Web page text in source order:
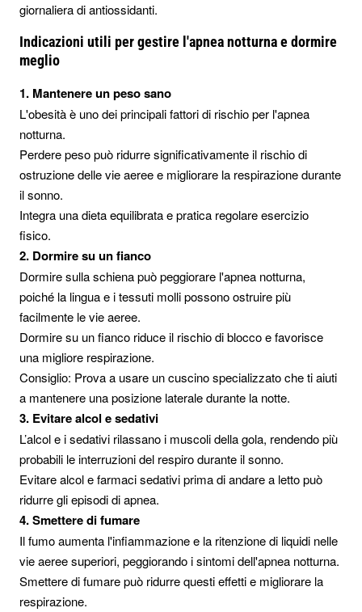
giornaliera di antiossidanti.
Indicazioni utili per gestire l'apnea notturna e dormire
meglio
1. Mantenere un peso sano
L'obesità è uno dei principali fattori di rischio per l'apnea
notturna.
Perdere peso può ridurre significativamente il rischio di
ostruzione delle vie aeree e migliorare la respirazione durante
il sonno.
Integra una dieta equilibrata e pratica regolare esercizio
fisico.
2. Dormire su un fianco
Dormire sulla schiena può peggiorare l'apnea notturna,
poiché la lingua e i tessuti molli possono ostruire più
facilmente le vie aeree.
Dormire su un fianco riduce il rischio di blocco e favorisce
una migliore respirazione.
Consiglio: Prova a usare un cuscino specializzato che ti aiuti
a mantenere una posizione laterale durante la notte.
3. Evitare alcol e sedativi
L’alcol e i sedativi rilassano i muscoli della gola, rendendo più
probabili le interruzioni del respiro durante il sonno.
Evitare alcol e farmaci sedativi prima di andare a letto può
ridurre gli episodi di apnea.
4. Smettere di fumare
Il fumo aumenta l'infiammazione e la ritenzione di liquidi nelle
vie aeree superiori, peggiorando i sintomi dell'apnea notturna.
Smettere di fumare può ridurre questi effetti e migliorare la
respirazione.